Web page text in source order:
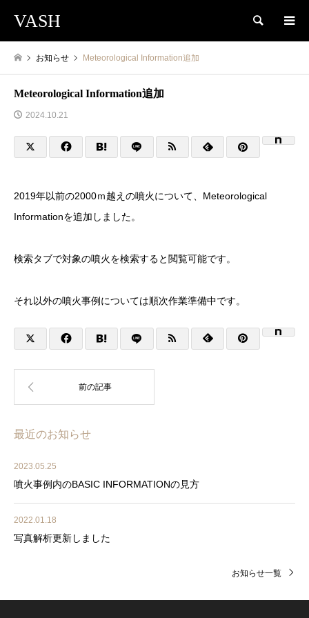
VASH 検索
お知らせ Meteorological Information追加
Meteorological Information追加
2024.10.21
2019年以前の2000ｍ越えの噴火について、Meteorological
Informationを追加しました。
検索タブで対象の噴火を検索すると閲覧可能です。
それ以外の噴火事例については順次作業準備中です。
最近のお知らせ
2023.05.25
噴火事例内のBASIC INFORMATIONの見方
2022.01.18
写真解析更新しました
お知らせ一覧